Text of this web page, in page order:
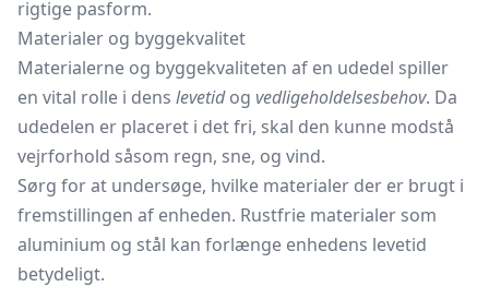
rigtige pasform.
Materialer og byggekvalitet
Materialerne og byggekvaliteten af en udedel spiller
en vital rolle i dens levetidog vedligeholdelsesbehov. Da
udedelen er placeret i det fri, skal den kunne modstå
vejrforhold såsom regn, sne, og vind.
Sørg for at undersøge, hvilke materialer der er brugt i
fremstillingen af enheden. Rustfrie materialer som
aluminium og stål kan forlænge enhedens levetid
betydeligt.